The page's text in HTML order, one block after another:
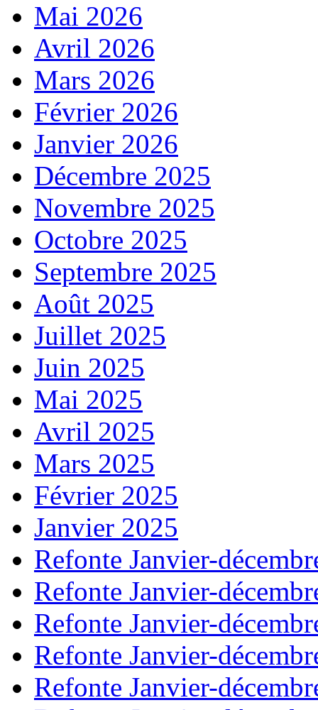
Mai 2026
Avril 2026
Mars 2026
Février 2026
Janvier 2026
Décembre 2025
Novembre 2025
Octobre 2025
Septembre 2025
Août 2025
Juillet 2025
Juin 2025
Mai 2025
Avril 2025
Mars 2025
Février 2025
Janvier 2025
Refonte Janvier-
Refonte Janvier-
Refonte Janvier-
Refonte Janvier-
Refonte Janvier-